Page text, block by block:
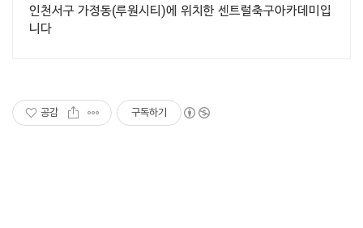
인천서구 가정동(루원시티)에 위치한 센트럴축구아카데미입
니다
공감 구독하기